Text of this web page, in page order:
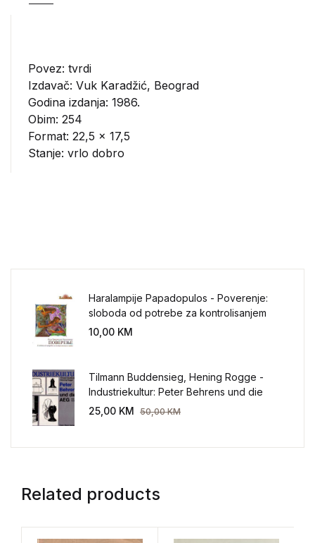
Povez: tvrdi
Izdavač: Vuk Karadžić, Beograd
Godina izdanja: 1986.
Obim: 254
Format: 22,5 x 17,5
Stanje: vrlo dobro
Haralampije Papadopulos - Poverenje:
sloboda od potrebe za kontrolisanjem
sveta
10,00 KM
Tilmann Buddensieg, Hening Rogge -
Industriekultur: Peter Behrens und die
AEG 1907-1914.
25,00 KM 50,00KM
Related products